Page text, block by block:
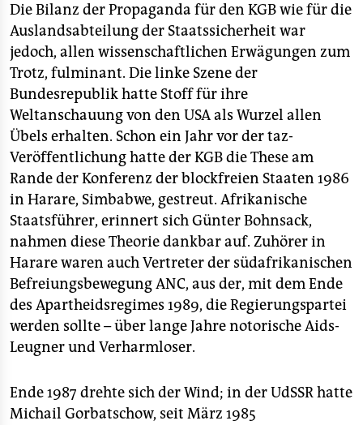
Die Bilanz der Propaganda für den KGB wie für die
Auslandsabteilung der Staatssicherheit war
jedoch, allen wissenschaftlichen Erwägungen zum
Trotz, fulminant. Die linke Szene der
Bundesrepublik hatte Stoff für ihre
Weltanschauung von den USA als Wurzel allen
Übels erhalten. Schon ein Jahr vor der taz-
Veröffentlichung hatte der KGB die These am
Rande der Konferenz der blockfreien Staaten 1986
in Harare, Simbabwe, gestreut. Afrikanische
Staatsführer, erinnert sich Günter Bohnsack,
nahmen diese Theorie dankbar auf. Zuhörer in
Harare waren auch Vertreter der südafrikanischen
Befreiungsbewegung ANC, aus der, mit dem Ende
des Apartheidsregimes 1989, die Regierungspartei
werden sollte – über lange Jahre notorische Aids-
Leugner und Verharmloser.
Ende 1987 drehte sich der Wind; in der UdSSR hatte
Michail Gorbatschow, seit März 1985